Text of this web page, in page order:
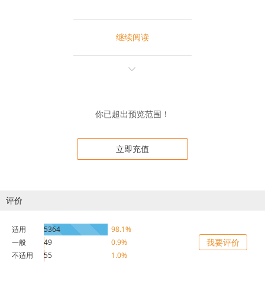
继续阅读
你已超出预览范围！
立即充值
评价
适用 5364
98.1%
一般
49
0.9%
不适用
55 1.0%
我要评价